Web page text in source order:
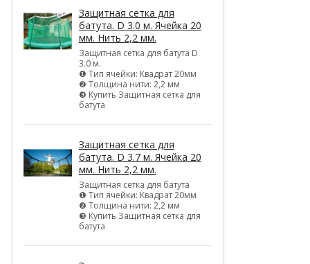
Защитная сетка для
батута. D 3.0 м. Ячейка 20
мм. Нить 2,2 мм.
Защитная сетка для батута D
3.0 м.
❶ Тип ячейки: Квадрат 20мм
❷ Толщина нити: 2,2 мм
❸ Купить Защитная сетка для
батута
Защитная сетка для
батута. D 3.7 м. Ячейка 20
мм. Нить 2,2 мм.
Защитная сетка для батута
❶ Тип ячейки: Квадрат 20мм
❷ Толщина нити: 2,2 мм
❸ Купить Защитная сетка для
батута